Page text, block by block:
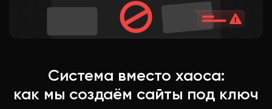
Система вместо хаоса:
как мы создаём сайты под ключ